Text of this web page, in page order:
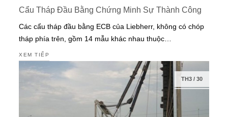
Cẩu Tháp Đầu Bằng Chứng Minh Sự Thành Công
Các cẩu tháp đầu bằng ECB của Liebherr, không có chóp
tháp phía trên, gồm 14 mẫu khác nhau thuộc…
XEM TIẾP
TH3/ 30